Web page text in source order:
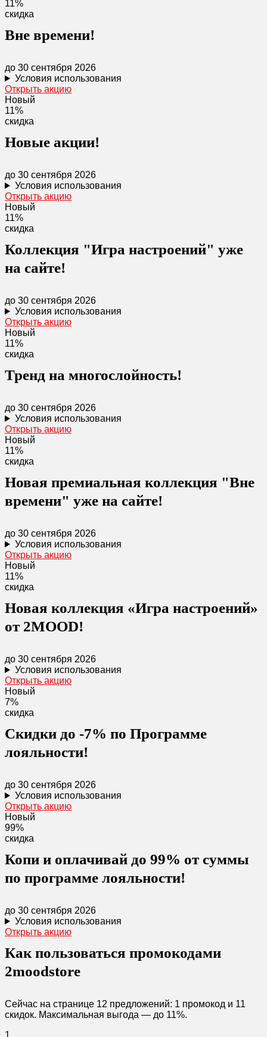
11%
скидка
Вне времени!
до 30 сентября 2026
Условия использования
Открыть акцию
Новый
11%
скидка
Новые акции!
до 30 сентября 2026
Условия использования
Открыть акцию
Новый
11%
скидка
Коллекция "Игра настроений" уже
на сайте!
до 30 сентября 2026
Условия использования
Открыть акцию
Новый
11%
скидка
Тренд на многослойность!
до 30 сентября 2026
Условия использования
Открыть акцию
Новый
11%
скидка
Новая премиальная коллекция "Вне
времени" уже на сайте!
до 30 сентября 2026
Условия использования
Открыть акцию
Новый
11%
скидка
Новая коллекция «Игра настроений»
от 2MOOD!
до 30 сентября 2026
Условия использования
Открыть акцию
Новый
7%
скидка
Скидки до -7% по Программе
лояльности!
до 30 сентября 2026
Условия использования
Открыть акцию
Новый
99%
скидка
Копи и оплачивай до 99% от суммы
по программе лояльности!
до 30 сентября 2026
Условия использования
Открыть акцию
Как пользоваться промокодами
2moodstore
Сейчас на странице 12 предложений: 1 промокод и 11
скидок. Максимальная выгода — до 11%.
1